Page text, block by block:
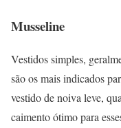
Musseline
Vestidos simples,
são os mais indicados
vestido de noiva leve,
caimento ótimo para